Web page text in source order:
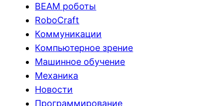
BEAM роботы
RoboCraft
Коммуникации
Компьютерное зрение
Машинное обучение
Механика
Новости
Программирование